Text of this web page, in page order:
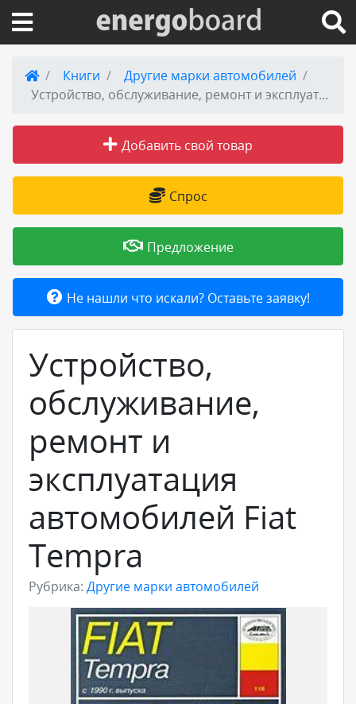
Вход на сайт
Публикации
Товары и услуги
Добавить товар или услугу
Книги
Другие марки автомобилей
Устройство, обслуживание, ремонт и эксплуатация автомобилей Fiat Tempra
Добавить свой товар
Спрос
Предложение
Не нашли что искали? Оставьте заявку!
Устройство,
обслуживание,
ремонт и
эксплуатация
автомобилей Fiat
Tempra
Рубрика: Другие марки автомобилей